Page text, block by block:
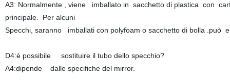
A3: Normalmente , viene imballato in sacchetto di plastica con
principale. Per alcuni
Specchi, saranno imballati con polyfoam o sacchetto di bolla .può
D4:è possibile sostituire il tubo dello specchio?
A4:dipende dalle specifiche del mirror.